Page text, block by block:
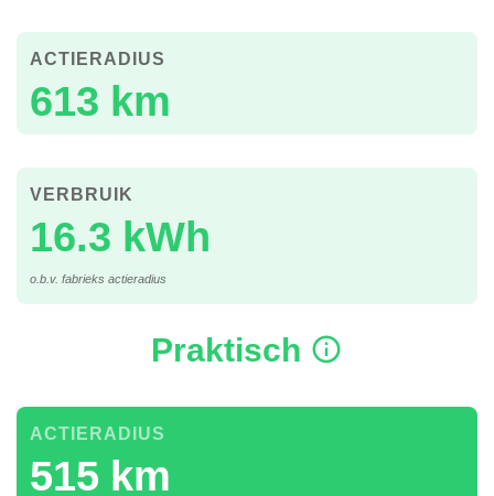
613 km
ACTIERADIUS
16.3 kWh
VERBRUIK
o.b.v. fabrieks actieradius
Praktisch
515 km
ACTIERADIUS